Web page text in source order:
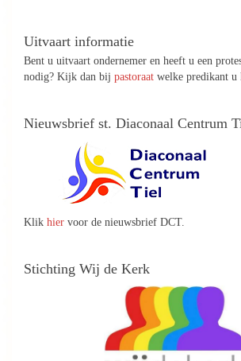
Uitvaart informatie
Bent u uitvaart ondernemer en heeft u een
nodig? Kijk dan bij pastoraat welke predikant u
Nieuwsbrief st. Diaconaal Centrum
Klik hier voor de nieuwsbrief DCT.
Stichting Wij de Kerk